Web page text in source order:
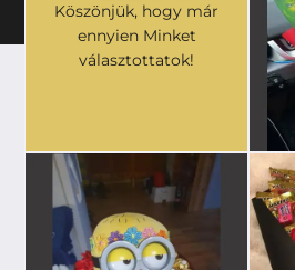
Köszönjük, hogy már
ennyien Minket
választottatok!